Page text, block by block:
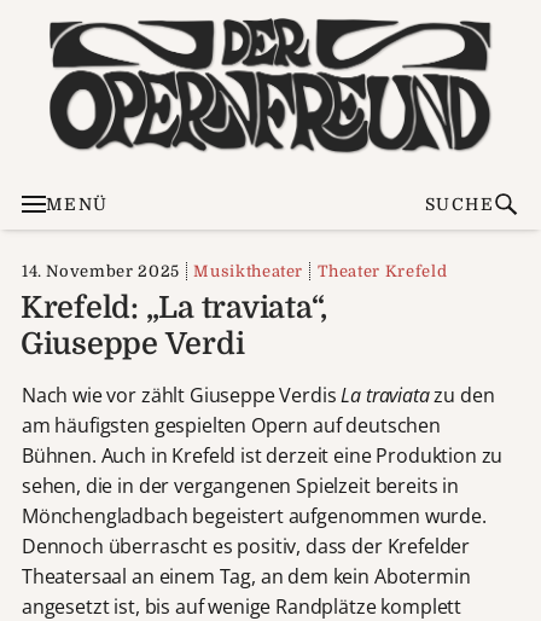
MENÜ SUCHE
14. November 2025 Musiktheater Theater Krefeld
Krefeld: „La traviata“,
Giuseppe Verdi
Nach wie vor zählt Giuseppe VerdisLa traviatazu den
am häufigsten gespielten Opern auf deutschen
Bühnen. Auch in Krefeld ist derzeit eine Produktion zu
sehen, die in der vergangenen Spielzeit bereits in
Mönchengladbach begeistert aufgenommen wurde.
Dennoch überrascht es positiv, dass der Krefelder
Theatersaal an einem Tag, an dem kein Abotermin
angesetzt ist, bis auf wenige Randplätze komplett